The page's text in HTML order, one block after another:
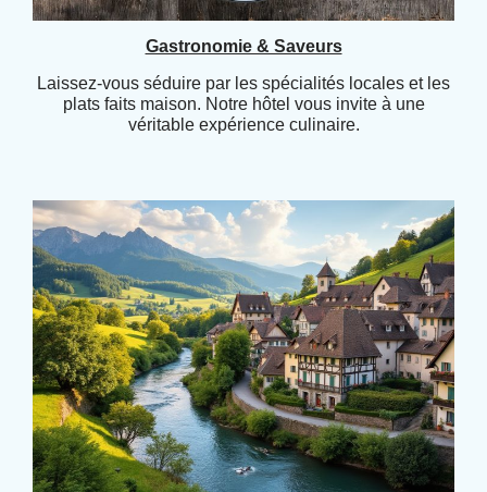
Gastronomie & Saveurs
Laissez-vous séduire par les spécialités locales et les
plats faits maison. Notre hôtel vous invite à une
véritable expérience culinaire.